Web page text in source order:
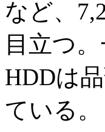
など、
目立つ
HDDは
ている。